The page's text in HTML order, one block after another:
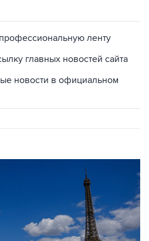
ленту
главных новостей сайта
новости в официальном